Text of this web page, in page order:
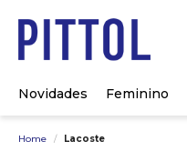
Novidades Feminino
Home / Lacoste